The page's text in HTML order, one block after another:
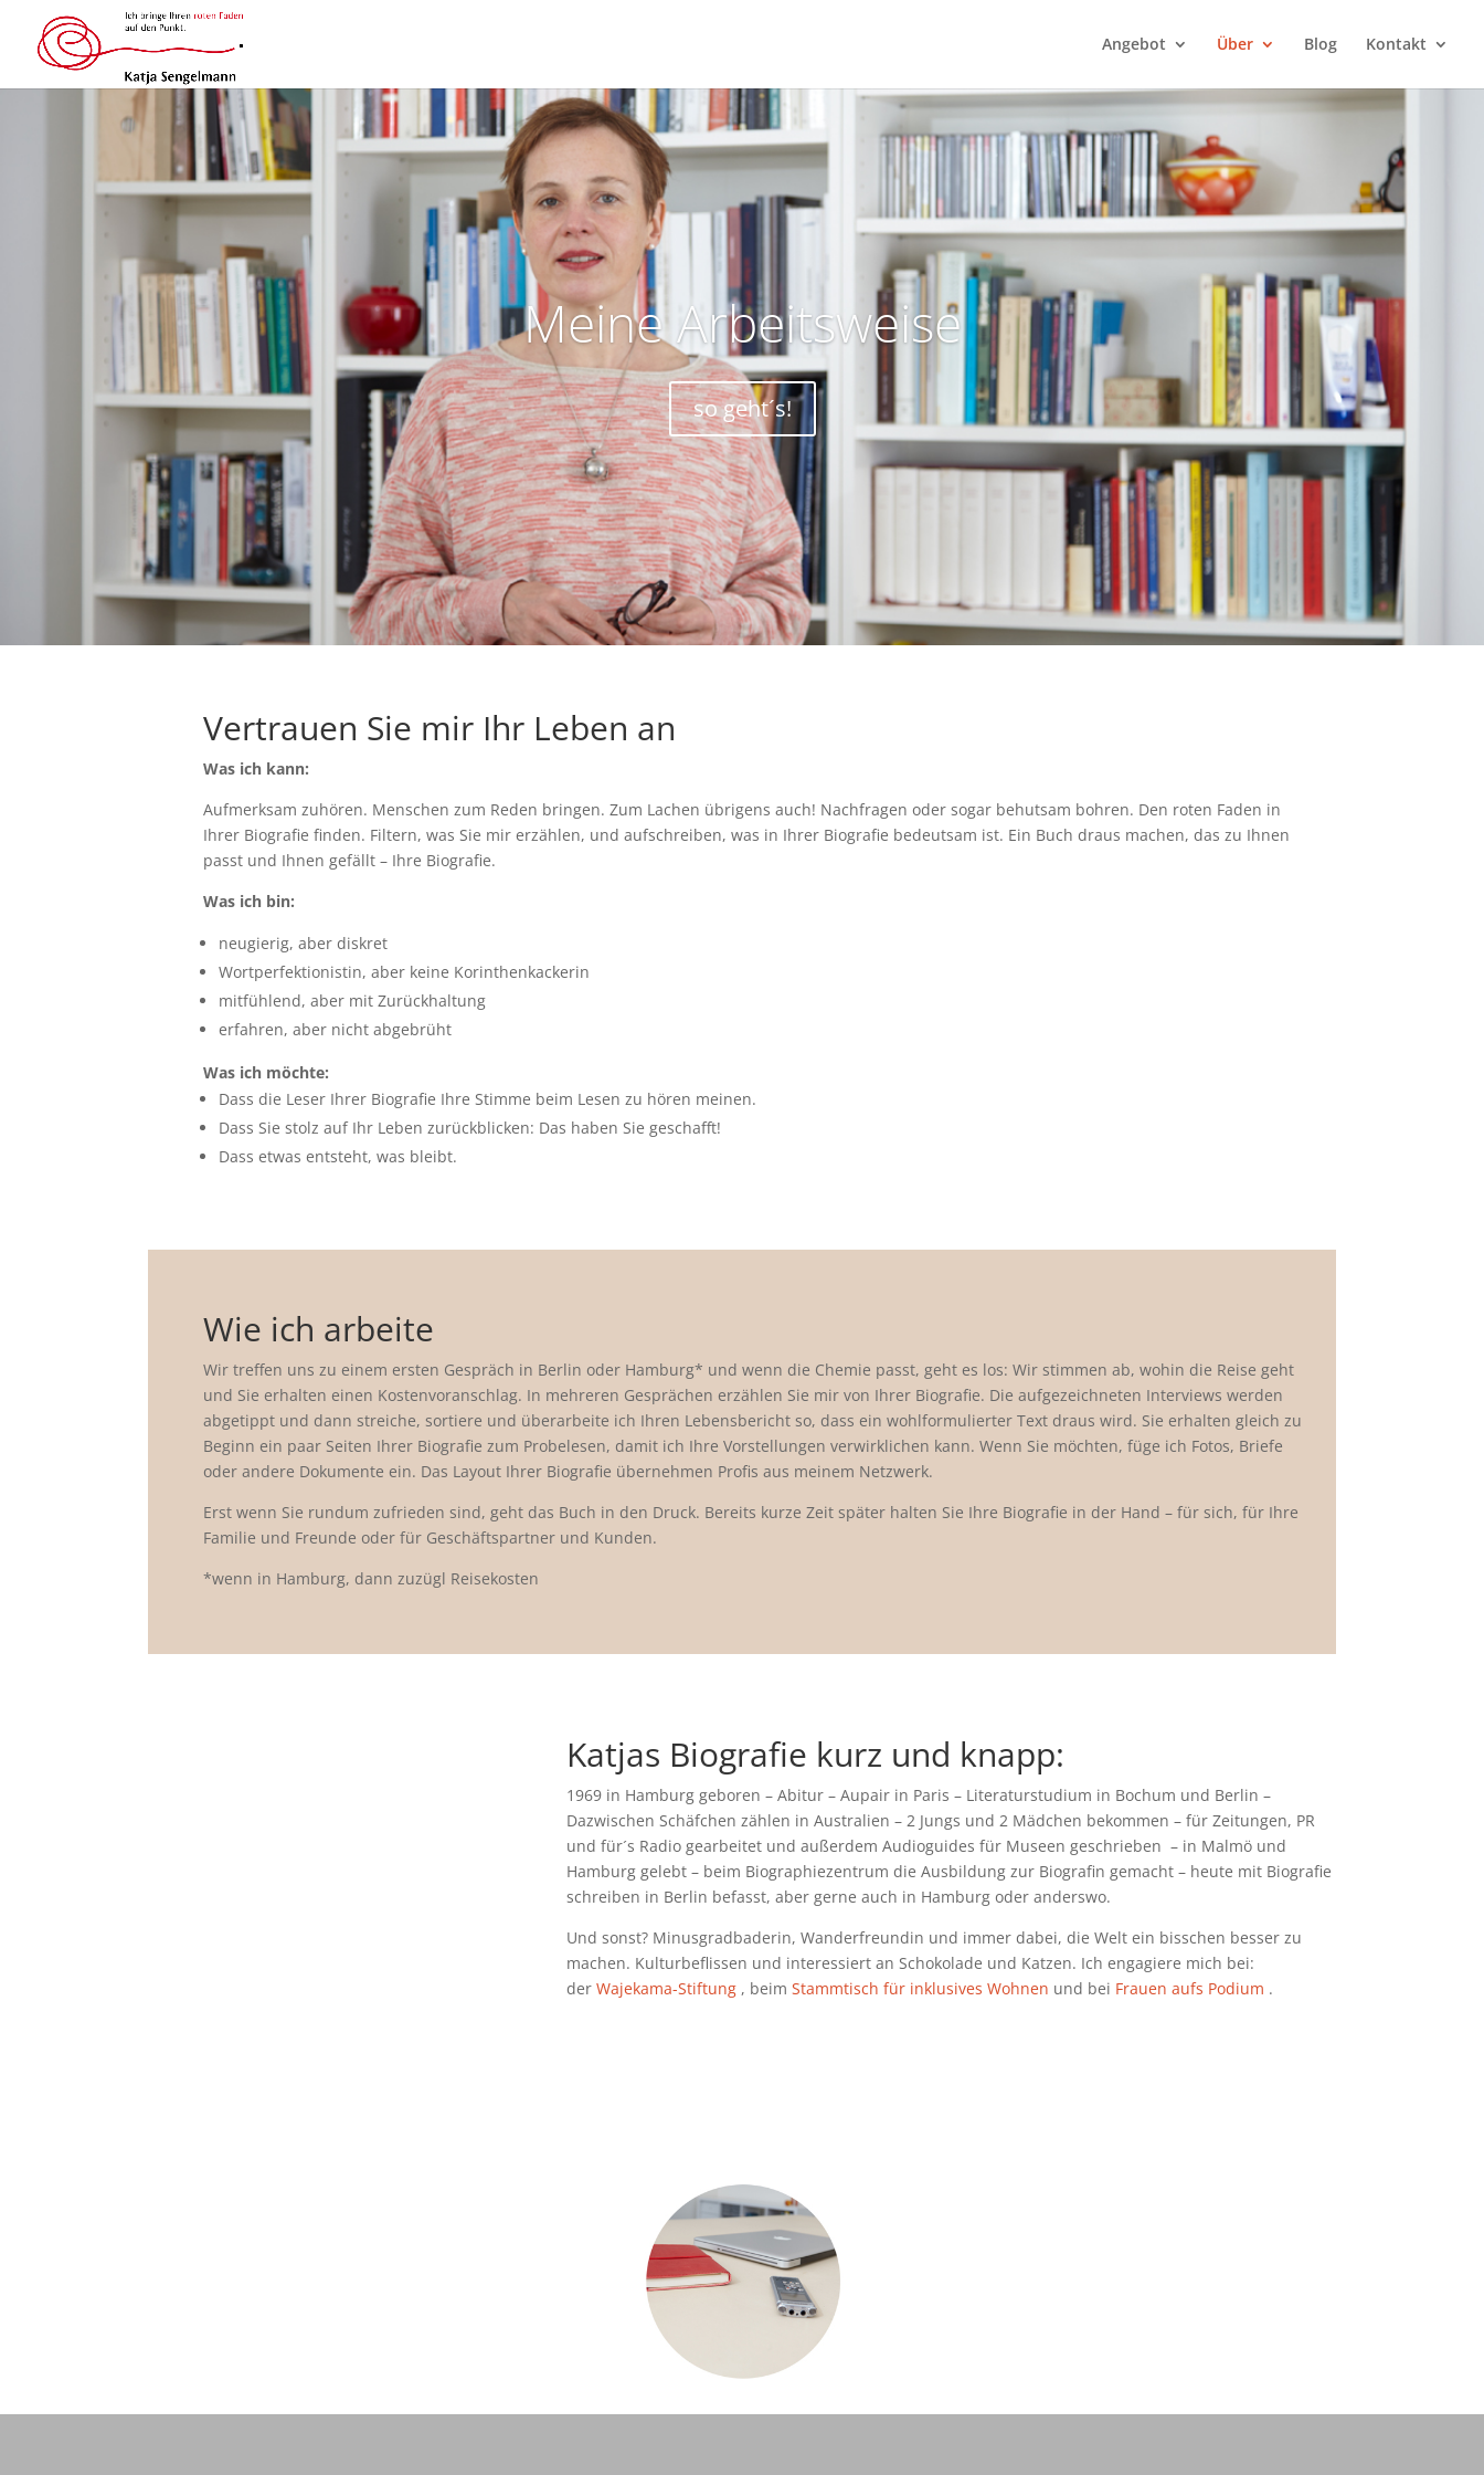
Angebot Über Blog Kontakt
Meine Arbeitsweise
so geht´s!
Vertrauen Sie mir Ihr Leben an
Was ich kann:
Aufmerksam zuhören. Menschen zum Reden bringen. Zum Lachen übrigens auch! Nachfragen oder sogar behutsam bohren. Den roten Faden in
Ihrer Biografie finden. Filtern, was Sie mir erzählen, und aufschreiben, was in Ihrer Biografie bedeutsam ist. Ein Buch draus machen, das zu Ihnen
passt und Ihnen gefällt – Ihre Biografie.
Was ich bin:
neugierig, aber diskret
Wortperfektionistin, aber keine Korinthenkackerin
mitfühlend, aber mit Zurückhaltung
erfahren, aber nicht abgebrüht
Was ich möchte:
Dass die Leser Ihrer Biografie Ihre Stimme beim Lesen zu hören meinen.
Dass Sie stolz auf Ihr Leben zurückblicken: Das haben Sie geschafft!
Dass etwas entsteht, was bleibt.
Wie ich arbeite
Wir treffen uns zu einem ersten Gespräch in Berlin oder Hamburg* und wenn die Chemie passt, geht es los: Wir stimmen ab, wohin die Reise geht
und Sie erhalten einen Kostenvoranschlag. In mehreren Gesprächen erzählen Sie mir von Ihrer Biografie. Die aufgezeichneten Interviews werden
abgetippt und dann streiche, sortiere und überarbeite ich Ihren Lebensbericht so, dass ein wohlformulierter Text draus wird. Sie erhalten gleich zu
Beginn ein paar Seiten Ihrer Biografie zum Probelesen, damit ich Ihre Vorstellungen verwirklichen kann. Wenn Sie möchten, füge ich Fotos, Briefe
oder andere Dokumente ein. Das Layout Ihrer Biografie übernehmen Profis aus meinem Netzwerk.
Erst wenn Sie rundum zufrieden sind, geht das Buch in den Druck. Bereits kurze Zeit später halten Sie Ihre Biografie in der Hand – für sich, für Ihre
Familie und Freunde oder für Geschäftspartner und Kunden.
*wenn in Hamburg, dann zuzügl Reisekosten
Katjas Biografie kurz und knapp:
1969 in Hamburg geboren – Abitur – Aupair in Paris – Literaturstudium in Bochum und Berlin –
Dazwischen Schäfchen zählen in Australien – 2 Jungs und 2 Mädchen bekommen – für Zeitungen, PR
und für´s Radio gearbeitet und außerdem Audioguides für Museen geschrieben – in Malmö und
Hamburg gelebt – beim Biographiezentrum die Ausbildung zur Biografin gemacht – heute mit Biografie
schreiben in Berlin befasst, aber gerne auch in Hamburg oder anderswo.
Und sonst? Minusgradbaderin, Wanderfreundin und immer dabei, die Welt ein bisschen besser zu
machen. Kulturbeflissen und interessiert an Schokolade und Katzen. Ich engagiere mich bei:
der Wajekama-Stiftung, beim Stammtisch für inklusives Wohnen und bei Frauen aufs Podium .